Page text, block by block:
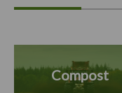
Compost